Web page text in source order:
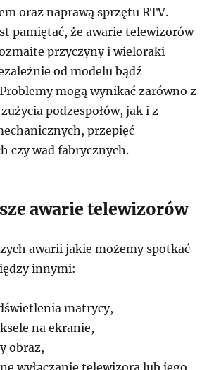
oraz naprawą sprzętu RTV.
pamiętać, że awarie telewizorów
przyczyny i wieloraki
od modelu bądź
mogą wynikać zarówno z
podzespołów, jak i z
przepięć
czy wad fabrycznych.
awarie telewizorów
awarii jakie możemy spotkać
innymi:
matrycy,
na ekranie,
obraz,
wyłączanie telewizora lub jego